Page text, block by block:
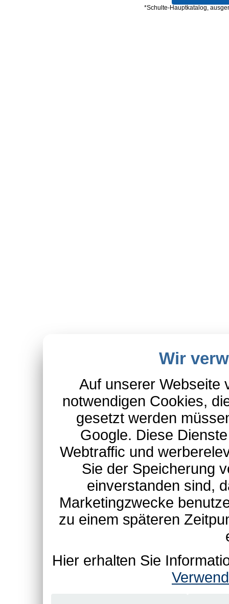
*Schulte-Hauptkatalog,
Wir
Auf unserer Webseite
notwendigen Cookies,
gesetzt werden
Google. Diese
Webtraffic und
Sie der Speicherung
einverstanden sind,
Marketingzwecke
zu einem späteren
Hier erhalten Sie